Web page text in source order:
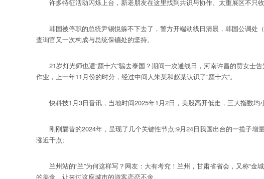
许多特征活动闪烁上台，新老朋友在这里找到共识与协作。太重展区不只收
韩国被停职的总统尹锡悦躲不下去了，警方开端动线日清晨，韩国公调处
查询官又一次构成与总统保镳处的坚持。
21岁灯光师也遭“颜十六”骗去泰国？期间一次通线日，河南许昌的贾女士
作业，上一年11月份的时分，经过中间人朱某和赵某认识了“颜十六”。
快科技1月3日音讯，当地时间2025年1月2日，美股高开低走，三大指数均
刚刚曩昔的2024年，呈现了几个关键性节点:9月24日我国出台的一揽子增
涨近千点;
兰州站的“兰”为何这样写？网友：大有考究！兰州，甘肃省省会，又称“金
的美食，让来过这座城市的游客恋恋不舍。